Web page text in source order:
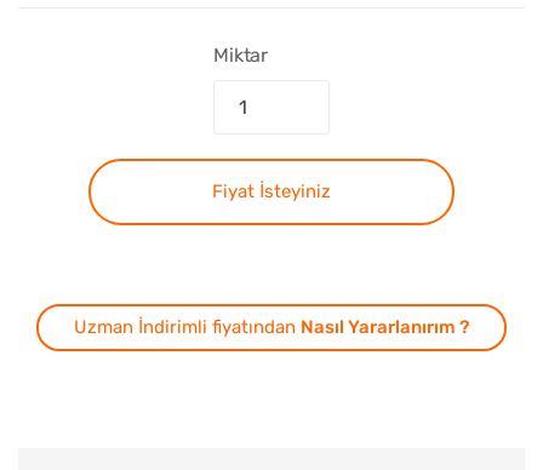
Miktar
Fiyat İsteyiniz
Uzman İndirimli fiyatından Nasıl Yararlanırım ?